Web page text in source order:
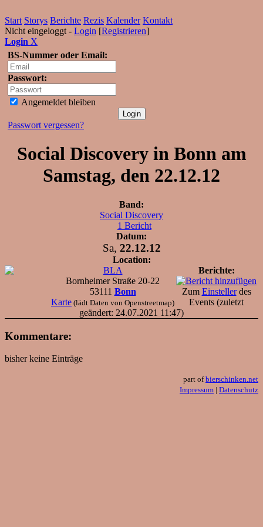
Start Storys Berichte Rezis Kalender Kontakt
Nicht eingeloggt - Login [Registrieren]
Login X
BS-Nummer oder Email:
Passwort:
Angemeldet bleiben
Passwort vergessen?
Social Discovery in Bonn am
Samstag, den 22.12.12
Band:
Social Discovery
1 Bericht
Datum:
Sa, 22.12.12
Location:
BLA
Bornheimer Straße 20-22
53111 Bonn
Karte (lädt Daten von Openstreetmap)
Berichte:
Zum Einstellerdes
Events (zuletzt
geändert: 24.07.2021 11:47)
Kommentare:
bisher keine Einträge
part ofbierschinken.net
Impressum | Datenschutz